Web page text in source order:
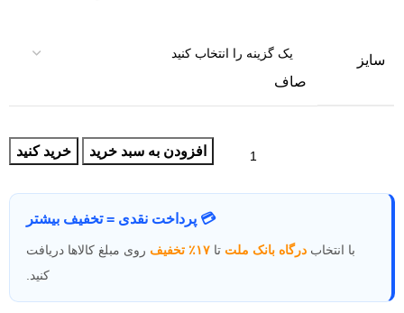
سایز
صاف
افزودن به سبد خرید خرید کنید
💳 پرداخت نقدی = تخفیف بیشتر
با انتخاب درگاه بانک ملت تا ۱۷٪ تخفیف
روی مبلغ کالاها دریافت
کنید.